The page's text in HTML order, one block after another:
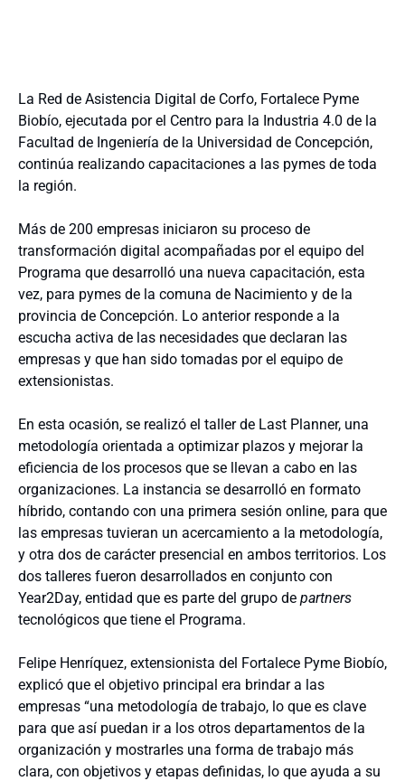
La Red de Asistencia Digital de Corfo, Fortalece Pyme
Biobío, ejecutada por el Centro para la Industria 4.0 de la
Facultad de Ingeniería de la Universidad de Concepción,
continúa realizando capacitaciones a las pymes de toda
la región.
Más de 200 empresas iniciaron su proceso de
transformación digital acompañadas por el equipo del
Programa que desarrolló una nueva capacitación, esta
vez, para pymes de la comuna de Nacimiento y de la
provincia de Concepción. Lo anterior responde a la
escucha activa de las necesidades que declaran las
empresas y que han sido tomadas por el equipo de
extensionistas.
En esta ocasión, se realizó el taller de Last Planner, una
metodología orientada a optimizar plazos y mejorar la
eficiencia de los procesos que se llevan a cabo en las
organizaciones. La instancia se desarrolló en formato
híbrido, contando con una primera sesión online, para que
las empresas tuvieran un acercamiento a la metodología,
y otra dos de carácter presencial en ambos territorios. Los
dos talleres fueron desarrollados en conjunto con
Year2Day, entidad que es parte del grupo de partners
tecnológicos que tiene el Programa.
Felipe Henríquez, extensionista del Fortalece Pyme Biobío,
explicó que el objetivo principal era brindar a las
empresas “una metodología de trabajo, lo que es clave
para que así puedan ir a los otros departamentos de la
organización y mostrarles una forma de trabajo más
clara, con objetivos y etapas definidas, lo que ayuda a su